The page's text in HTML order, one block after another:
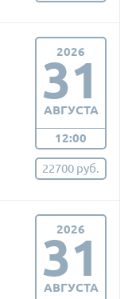
2026
31
АВГУСТА
12:00
22700 руб.
2026
31
АВГУСТА